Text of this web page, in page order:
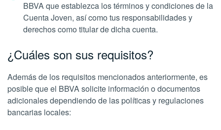
BBVA que establezca los términos y condiciones de la
Cuenta Joven, así como tus responsabilidades y
derechos como titular de dicha cuenta.
¿Cuáles son sus requisitos?
Además de los requisitos mencionados anteriormente, es
posible que el BBVA solicite información o documentos
adicionales dependiendo de las políticas y regulaciones
bancarias locales: